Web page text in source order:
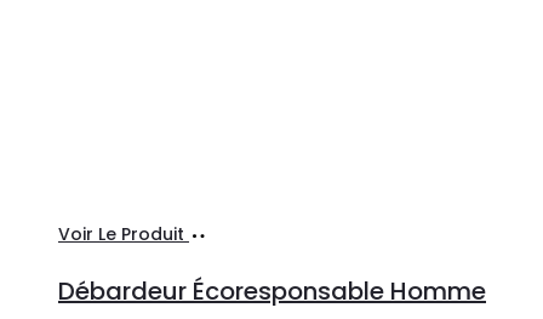
Voir Le Produit
panier
Débardeur Écoresponsable Homme